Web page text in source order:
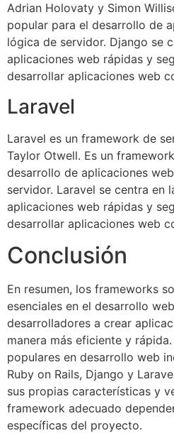
Adrian Holovaty y Simon
popular para el desarrollo de
lógica de servidor. Django se
aplicaciones web rápidas y
desarrollar aplicaciones web
Laravel
Laravel es un framework de
Taylor Otwell. Es un
desarrollo de aplicaciones
servidor. Laravel se centra en
aplicaciones web rápidas y
desarrollar aplicaciones web
Conclusión
En resumen, los frameworks
esenciales en el desarrollo
desarrolladores a crear
manera más eficiente y
populares en desarrollo web
Ruby on Rails, Django y
sus propias características y
framework adecuado
específicas del proyecto.